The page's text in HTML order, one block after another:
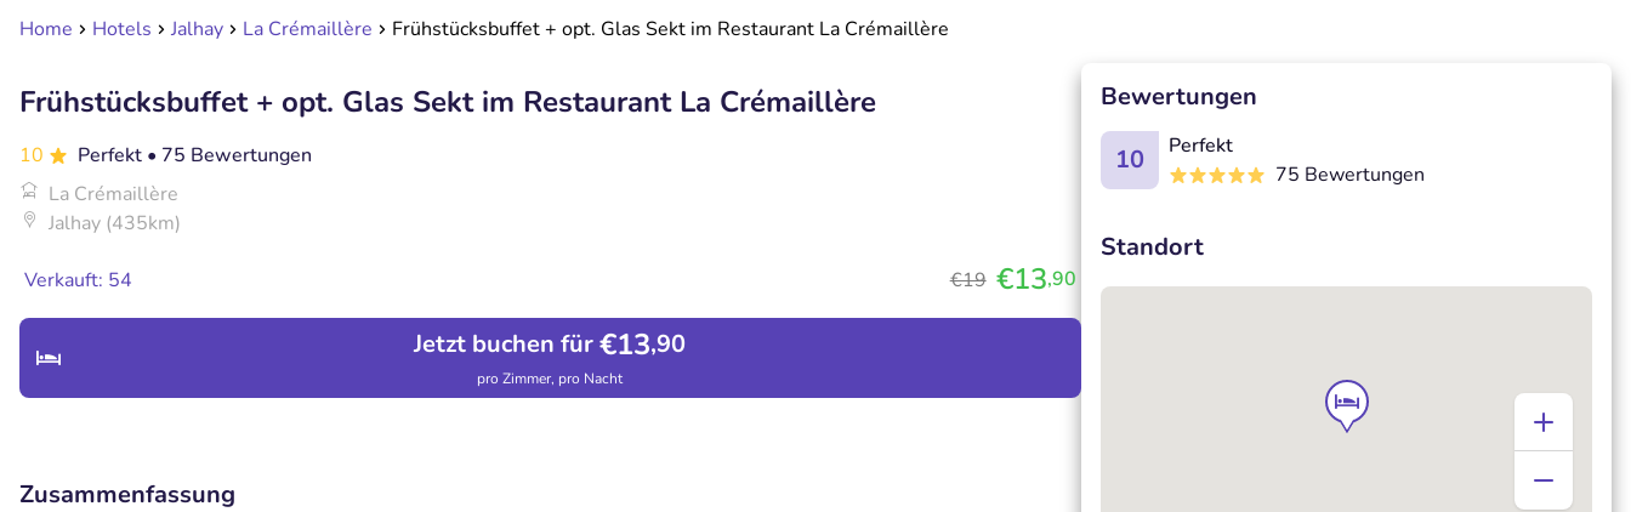
Home Hotels Jalhay La Crémaillère Frühstücksbuffet + opt. Glas Sekt im Restaurant La Crémaillère
Frühstücksbuffet + opt. Glas Sekt im Restaurant La Crémaillère
10 Perfekt • 75 Bewertungen
La Crémaillère
Jalhay (435km)
Verkauft: 54 €19 €13,90
Jetzt buchen für€13,90
pro Zimmer, pro Nacht
Zusammenfassung
Bewertungen
10
Perfekt
75 Bewertungen
Standort